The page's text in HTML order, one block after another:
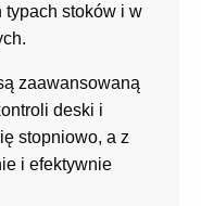
typach stoków i w
zaawansowaną
deski i
stopniowo, a z
i efektywnie